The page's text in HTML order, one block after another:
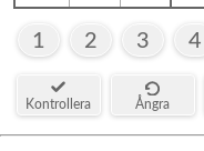
1 2 3 4
Kontrollera Ångra